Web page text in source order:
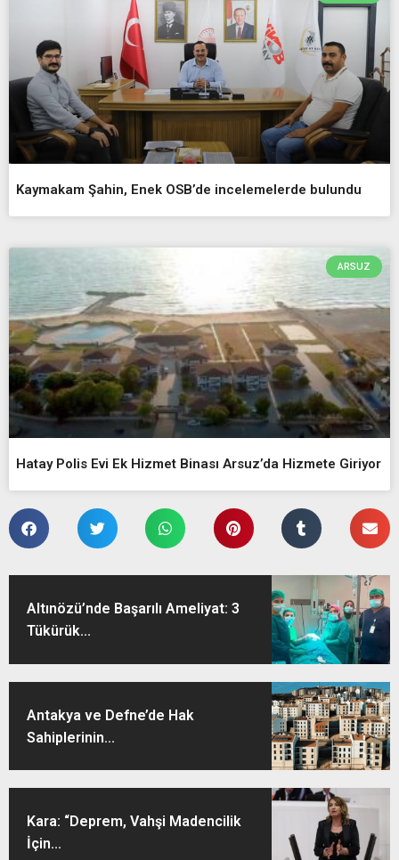
Kaymakam Şahin, Enek OSB’de incelemelerde bulundu
ARSUZ
Hatay Polis Evi Ek Hizmet Binası Arsuz’da Hizmete Giriyor
Altınözü’nde Başarılı Ameliyat: 3
Tükürük...
Antakya ve Defne’de Hak
Sahiplerinin...
Kara: “Deprem, Vahşi Madencilik
İçin...